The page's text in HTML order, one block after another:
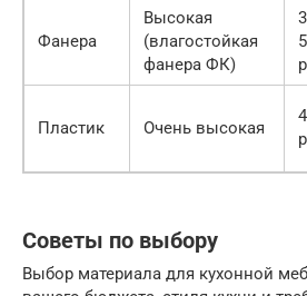
Фанера
Высокая
(влагостойкая
фанера ФК)
Пластик Очень высокая
Советы по выбору
Выбор материала для кухонной